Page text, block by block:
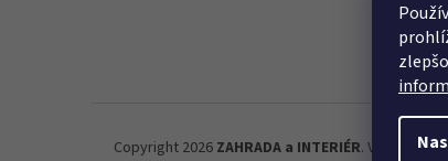
Copyright 2026 ZAHRADA a INTERIÉR. Všechna